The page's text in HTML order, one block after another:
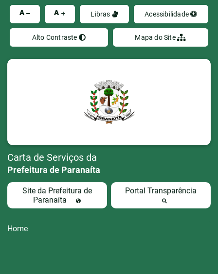
A A Libras Acessibilidade
Alto Contraste Mapa do Site
Carta de Serviços da
Prefeitura de Paranaíta
Site da Prefeitura de
Paranaíta
Portal Transparência
Home